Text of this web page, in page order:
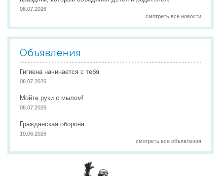
08.07.2026
смотреть все новости
Объявления
Гигиена начинается с тебя
08.07.2026
Мойте руки с мылом!
08.07.2026
Гражданская оборона
10.06.2026
смотреть все объявления